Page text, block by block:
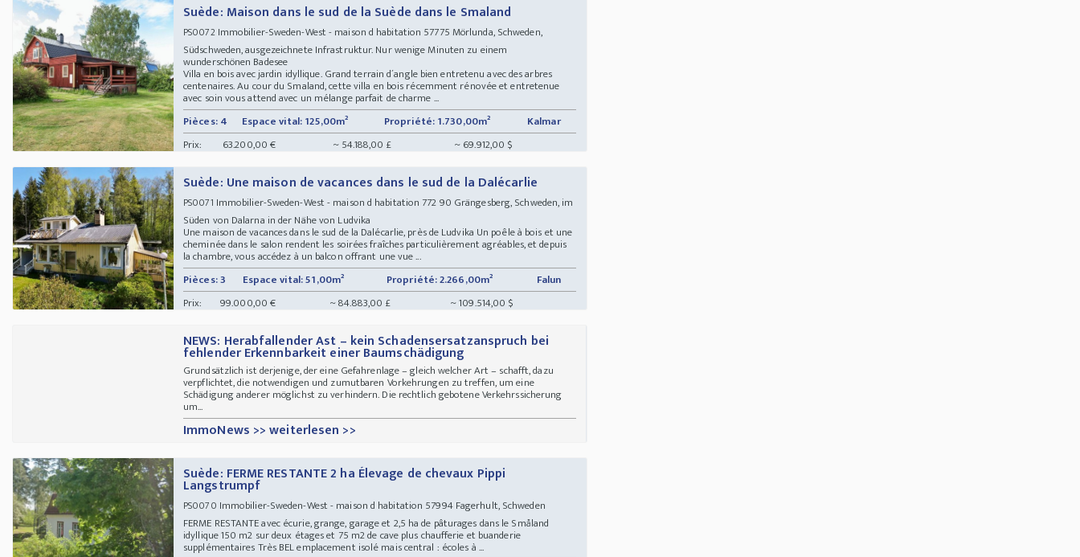
Suède: Maison dans le sud de la Suède dans le Smaland
PS0072Immobilier-Sweden-West - maison d habitation 57775 Mörlunda, Schweden,
Südschweden, ausgezeichnete Infrastruktur. Nur wenige Minuten zu einem
wunderschönen Badesee
Villa en bois avec jardin idyllique. Grand terrain d´angle bien entretenu avec des arbres
centenaires. Au cour du Smaland, cette villa en bois récemment rénovée et entretenue
avec soin vous attend avec un mélange parfait de charme ...
Pièces: 4
Espace vital: 125,00m² Propriété: 1.730,00m²
Kalmar
Prix:
63.200,00 € ~ 54.188,00 £ ~ 69.912,00 $
Suède: Une maison de vacances dans le sud de la Dalécarlie
PS0071 Immobilier-Sweden-West - maison d habitation 772 90 Grängesberg, Schweden, im
Süden von Dalarna in der Nähe von Ludvika
Une maison de vacances dans le sud de la Dalécarlie, près de Ludvika Un poêle à bois et une
cheminée dans le salon rendent les soirées fraîches particulièrement agréables, et depuis
la chambre, vous accédez à un balcon offrant une vue ...
Pièces: 3
Espace vital: 51,00m² Propriété: 2.266,00m²
Falun
Prix:
99.000,00 € ~ 84.883,00 £ ~ 109.514,00 $
NEWS: Herabfallender Ast – kein Schadensersatzanspruch bei
fehlender Erkennbarkeit einer Baumschädigung
Grundsätzlich ist derjenige, der eine Gefahrenlage – gleich welcher Art – schafft, dazu
verpflichtet, die notwendigen und zumutbaren Vorkehrungen zu treffen, um eine
Schädigung anderer möglichst zu verhindern. Die rechtlich gebotene Verkehrssicherung
um...
ImmoNews >> weiterlesen >>
Suède: FERME RESTANTE 2 ha Élevage de chevaux Pippi
Langstrumpf
PS0070 Immobilier-Sweden-West - maison d habitation 57994 Fagerhult, Schweden
FERME RESTANTE avec écurie, grange, garage et 2,5 ha de pâturages dans le Småland
idyllique 150 m2 sur deux étages et 75 m2 de cave plus chaufferie et buanderie
supplémentaires Très BEL emplacement isolé mais central : écoles à ...